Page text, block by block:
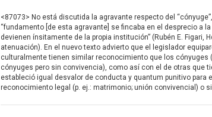
<87073> No está discutida la agravante respecto del
“fundamento [de esta agravante] se fincaba en el desprecio a
devienen ínsitamente de la propia institución” (Rubén E.
atenuación). En el nuevo texto advierto que el legislador
culturalmente tienen similar reconocimiento que los cónyuges
cónyuges pero sin convivencia), como así con el de otras que
estableció igual desvalor de conducta y quantum punitivo
reconocimiento legal (p. ej.: matrimonio; unión convivencial) o